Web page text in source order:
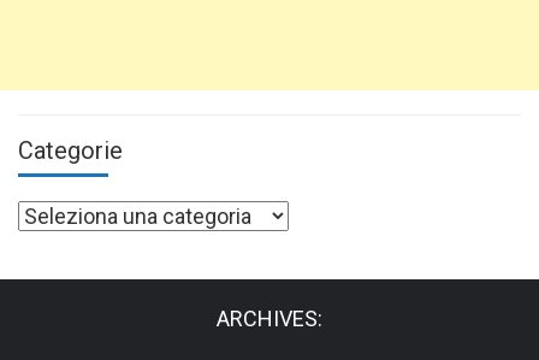
Categorie
Categorie
ARCHIVES: